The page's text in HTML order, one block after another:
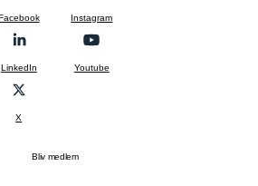
Instagram
LinkedIn Youtube
X
Bliv medlem